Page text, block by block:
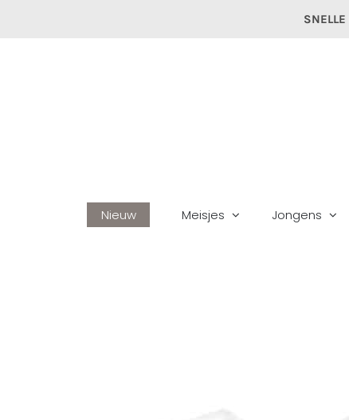
SNELLE
Nieuw Meisjes Jongens